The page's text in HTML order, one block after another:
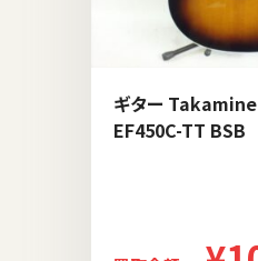
ギター Takamine
EF450C-TT BSB